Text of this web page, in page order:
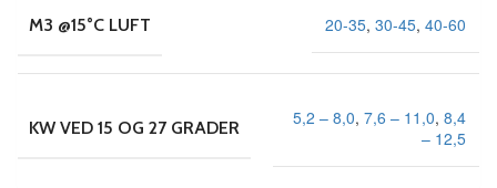
M3 @15°C LUFT 20-35, 30-45, 40-60
KW VED 15 OG 27 GRADER 5,2 – 8,0, 7,6 – 11,0, 8,4
– 12,5